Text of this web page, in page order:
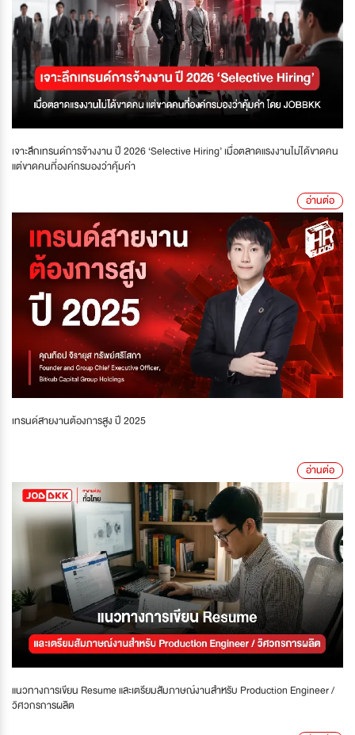
เจาะลึกเทรนด์การจ้างงาน ปี 2026 ‘Selective Hiring’ เมื่อตลาดแรงงานไม่ได้ขาดคน
แต่ขาดคนที่องค์กรมองว่าคุ้มค่า
อ่านต่อ
เทรนด์สายงานต้องการสูง ปี 2025
อ่านต่อ
แนวทางการเขียน Resume และเตรียมสัมภาษณ์งานสำหรับ Production Engineer /
วิศวกรการผลิต